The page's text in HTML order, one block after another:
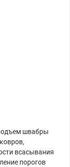
швабры
всасывания
порогов